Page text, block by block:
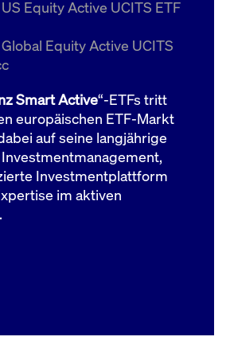
Equity Active UCITS ETF
Equity Active UCITS
Smart Active“-ETFs tritt
europäischen ETF-Markt
auf seine langjährige
Investmentplattform
im aktiven
boerse.com
Domain
bis